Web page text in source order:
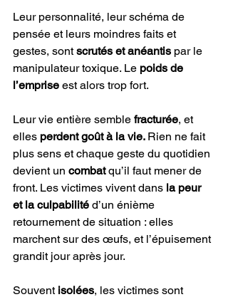
Leur personnalité, leur schéma de
pensée et leurs moindres faits et
gestes, sont scrutés et anéantis par le
manipulateur toxique. Le poids de
l’emprise est alors trop fort.
Leur vie entière semble fracturée, et
elles perdent goût à la vie. Rien ne fait
plus sens et chaque geste du quotidien
devient un combat qu’il faut mener de
front. Les victimes vivent dans la peur
et la culpabilité d’un énième
retournement de situation : elles
marchent sur des œufs, et l’épuisement
grandit jour après jour.
Souvent isolées, les victimes sont